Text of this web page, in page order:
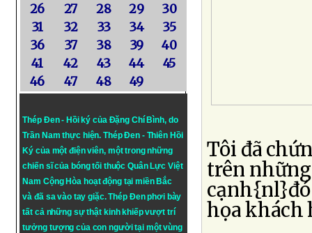
26
27 28 29
30
31
32 33 34
35
36
37 38 39
40
41
42 43 44
45
46
47 48 49
Thép Đen - Hồi ký của Đặng Chí Bình, do
Trần Nam thực hiện.Thép Đen - Thiên Hồi
Ký của một điện viên, một trong những
chiến sĩ của bóng tối thuộc Quân Lực Việt
Nam Cộng Hòa hoạt động tại miền Bắc
và đã sa vào tay giặc. Thép Đen phơi bày
tất cả những sự thật kinh khiếp vượt trí
tưởng tượng của con người tại một vùng
Tôi đã
trên
họa khách